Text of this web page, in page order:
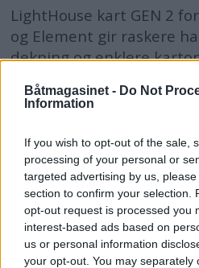
Båtmagasinet - Do Not
Information
If you wish to opt-out of the sale,
processing of your personal or
targeted advertising by us,
section to confirm your selection.
opt-out request is processed you
interest-based ads based on
us or personal information
your opt-out. You may separately
LightHouse kart GEN 2
og Element gir raskere
dekning og enklere
LightHouse kart GEN 2
og intuitiv navigasjon. Vi
kartkilder.